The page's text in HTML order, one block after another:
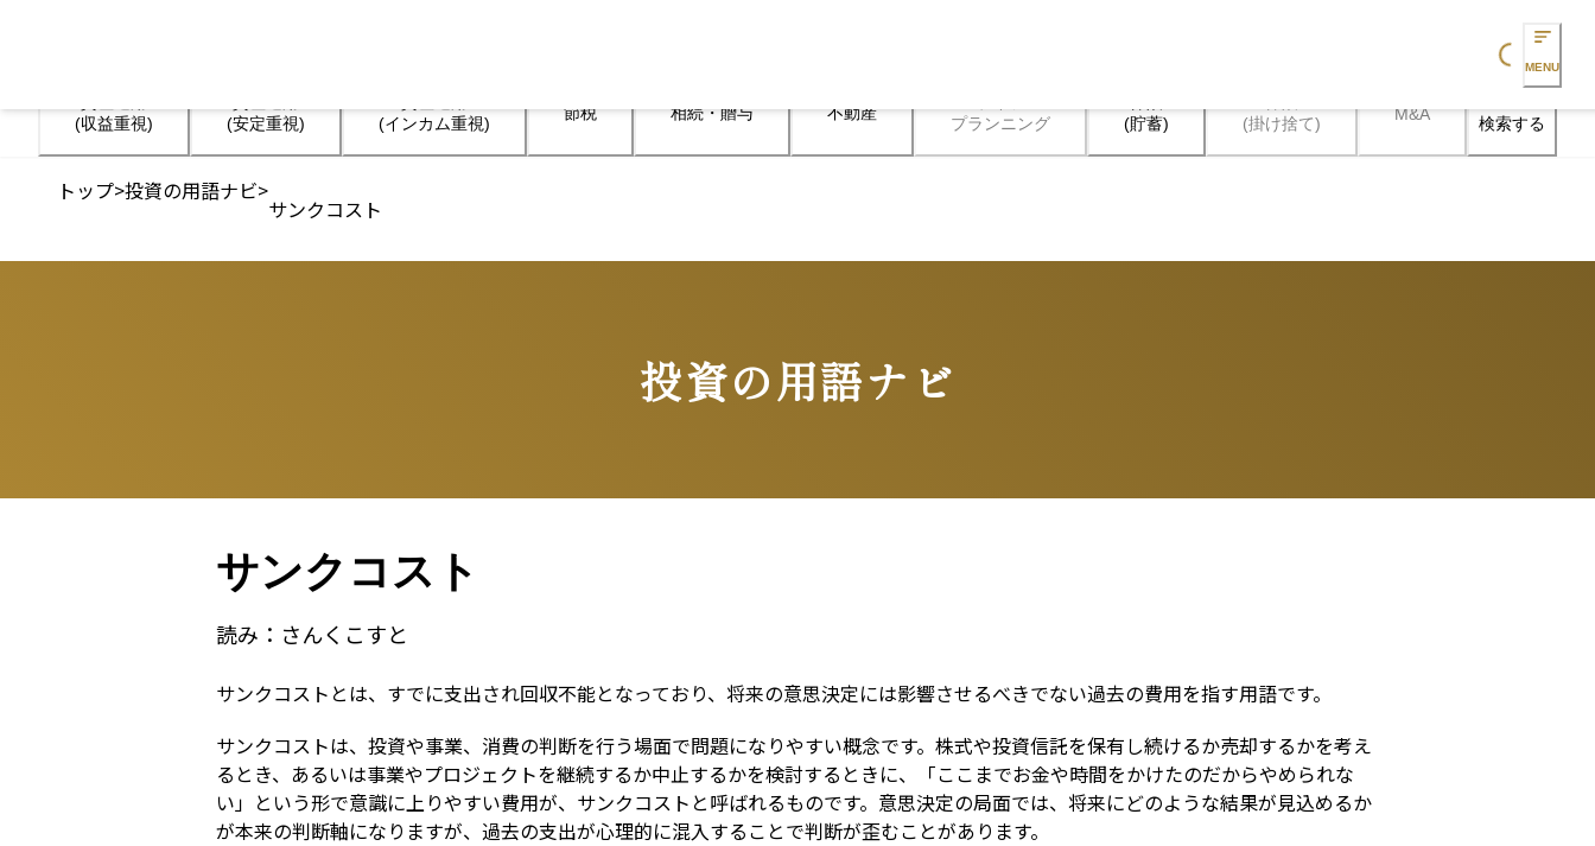
Loading...
MENU
(収益重視)
(安定重視)
(インカム重視)
節税 相続・贈与 不動産
プランニング
(貯蓄)
(掛け捨て)
M&A 検索する
トップ>投資の用語ナビ>
サンクコスト
投資の用語ナビ
Terms
サンクコスト
読み： さんくこすと
サンクコストとは、すでに支出され回収不能となっており、将来の意思決定には影響させるべきでない過去の費用を指す用語です。
サンクコストは、投資や事業、消費の判断を行う場面で問題になりやすい概念です。株式や投資信託を保有し続けるか売却するかを考え
るとき、あるいは事業やプロジェクトを継続するか中止するかを検討するときに、「ここまでお金や時間をかけたのだからやめられな
い」という形で意識に上りやすい費用が、サンクコストと呼ばれるものです。意思決定の局面では、将来にどのような結果が見込めるか
が本来の判断軸になりますが、過去の支出が心理的に混入することで判断が歪むことがあります。